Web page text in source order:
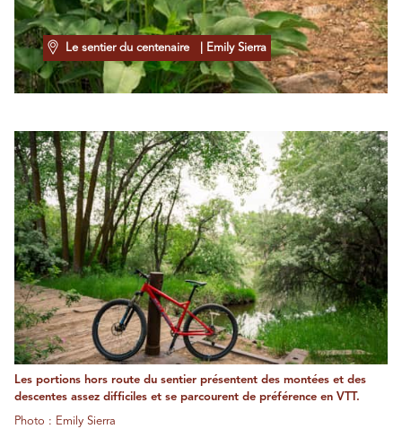
Le sentier du centenaire | Emily Sierra
Les portions hors route du sentier présentent des montées et des
descentes assez difficiles et se parcourent de préférence en VTT.
Photo : Emily Sierra